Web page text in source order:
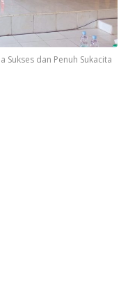
Sukses dan Penuh Sukacita